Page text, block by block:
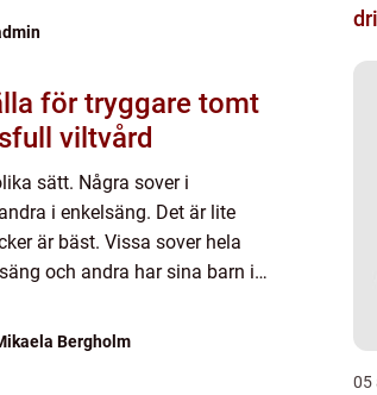
för tryggare tomt
viltvård
sätt. Några sover i
i enkelsäng. Det är lite
är bäst. Vissa sover hela
och andra har sina barn i
Bergholm
05